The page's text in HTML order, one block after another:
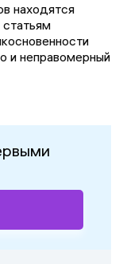
находятся
и неправомерный